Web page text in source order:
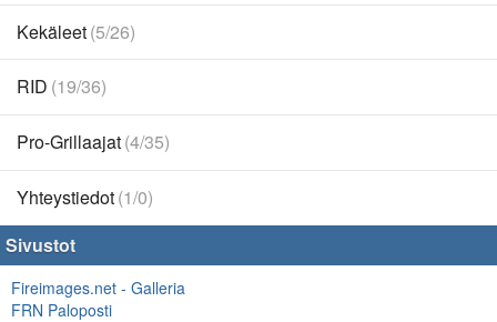
Kekäleet(5/26)
RID (19/36)
Pro-Grillaajat(4/35)
Yhteystiedot(1/0)
Sivustot
Fireimages.net - Galleria
FRN Paloposti